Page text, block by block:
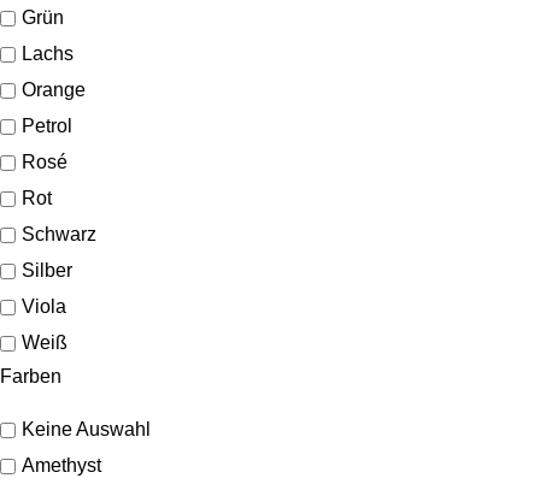
Grün
Lachs
Orange
Petrol
Rosé
Rot
Schwarz
Silber
Viola
Weiß
Farben
Keine Auswahl
Amethyst